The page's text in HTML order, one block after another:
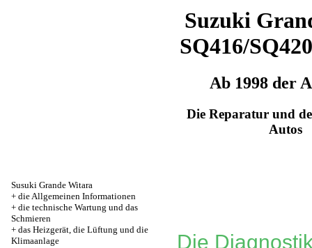
Suzuki
SQ416/
Ab 1998 der
Die Reparatur und
Autos
Susuki Grande Witara
+ die Allgemeinen Informationen
+ die technische Wartung und das
Schmieren
+ das Heizgerät, die Lüftung und die
Klimaanlage
Die